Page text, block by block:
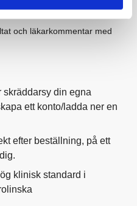
och läkarkommentar med
skräddarsy din egna
ett konto/ladda ner en
efter beställning, på ett
klinisk standard i